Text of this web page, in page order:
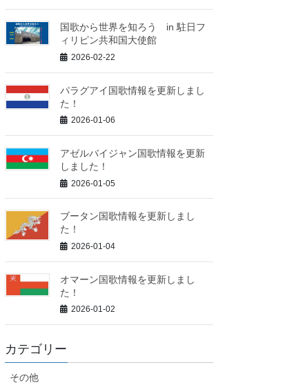
国歌から世界を知ろう in 駐日フ
ィリピン共和国大使館
2026-02-22
パラグアイ国歌情報を更新しまし
た！
2026-01-06
アゼルバイジャン国歌情報を更新
しました！
2026-01-05
ブータン国歌情報を更新しまし
た！
2026-01-04
オマーン国歌情報を更新しまし
た！
2026-01-02
カテゴリー
その他